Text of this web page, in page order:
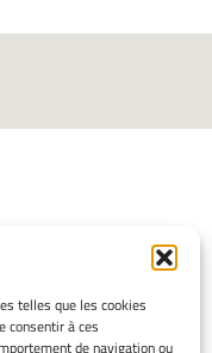
telles que les cookies
consentir à ces
de navigation ou